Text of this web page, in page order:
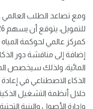
ومع تصاعد الطلب العالمي
كمركز عالمي لحوكمة المياه
إضافة إلى مناقشة دور
المائية، ولذلك سيخصص
الذكاء الاصطناعي في
خلال أنظمة التشغيل الذكية،
وإدارة الأصول والبنية